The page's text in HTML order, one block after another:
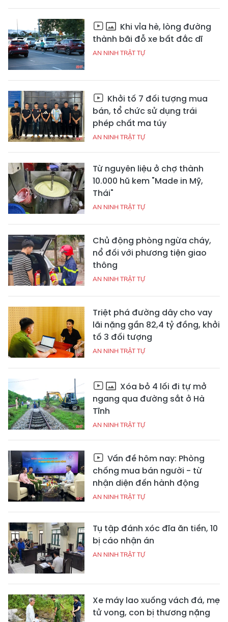
Khi vỉa hè, lòng đường
thành bãi đỗ xe bất đắc dĩ
AN NINH TRẬT TỰ
Khởi tố 7 đối tượng mua
bán, tổ chức sử dụng trái
phép chất ma túy
AN NINH TRẬT TỰ
Từ nguyên liệu ở chợ thành
10.000 hũ kem "Made in Mỹ,
Thái"
AN NINH TRẬT TỰ
Chủ động phòng ngừa cháy,
nổ đối với phương tiện giao
thông
AN NINH TRẬT TỰ
Triệt phá đường dây cho vay
lãi nặng gần 82,4 tỷ đồng, khởi
tố 3 đối tượng
AN NINH TRẬT TỰ
Xóa bỏ 4 lối đi tự mở
ngang qua đường sắt ở Hà
Tĩnh
AN NINH TRẬT TỰ
Vấn đề hôm nay: Phòng
chống mua bán người - từ
nhận diện đến hành động
AN NINH TRẬT TỰ
Tụ tập đánh xóc đĩa ăn tiền, 10
bị cáo nhận án
AN NINH TRẬT TỰ
Xe máy lao xuống vách đá, mẹ
tử vong, con bị thương nặng